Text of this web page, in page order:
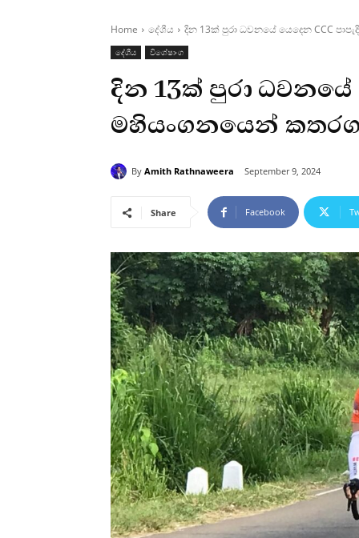
Home දේශීය දින 13ක් පුරා ධවනයේ යෙදෙන CCC
දේශීය විශේෂාංග
දින 13ක් පුරා ධවනයේ
මහියංගනයෙන්
By Amith Rathnaweera September 9, 2024
Share Facebook